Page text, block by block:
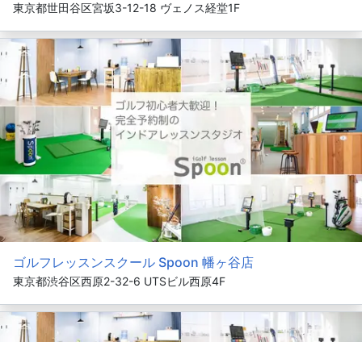
東京都世田谷区宮坂3-12-18 ヴェノス経堂1F
ゴルフレッスンスクール Spoon 幡ヶ谷店
東京都渋谷区西原2-32-6 UTSビル西原4F